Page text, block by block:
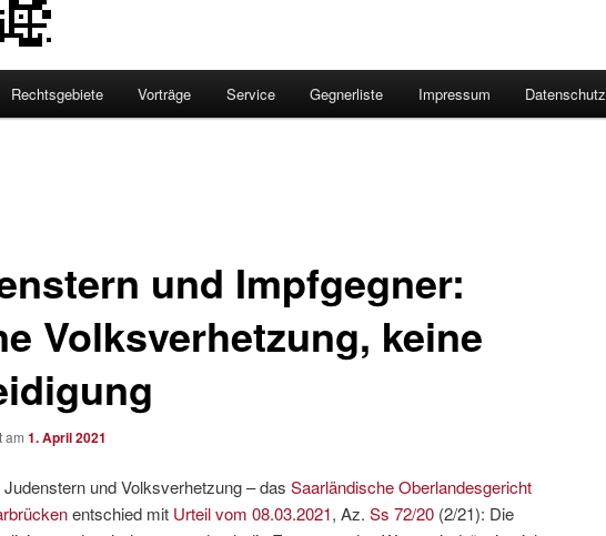
Rechtsgebiete Vorträge Service Gegnerliste Impressum Datenschutz
und Impfgegner:
Volksverhetzung, keine
am 1. April 2021
Judenstern und Volksverhetzung – das Saarländische Oberlandesgericht
entschied mit Urteil vom 08.03.2021, Az. Ss 72/20(2/21): Die